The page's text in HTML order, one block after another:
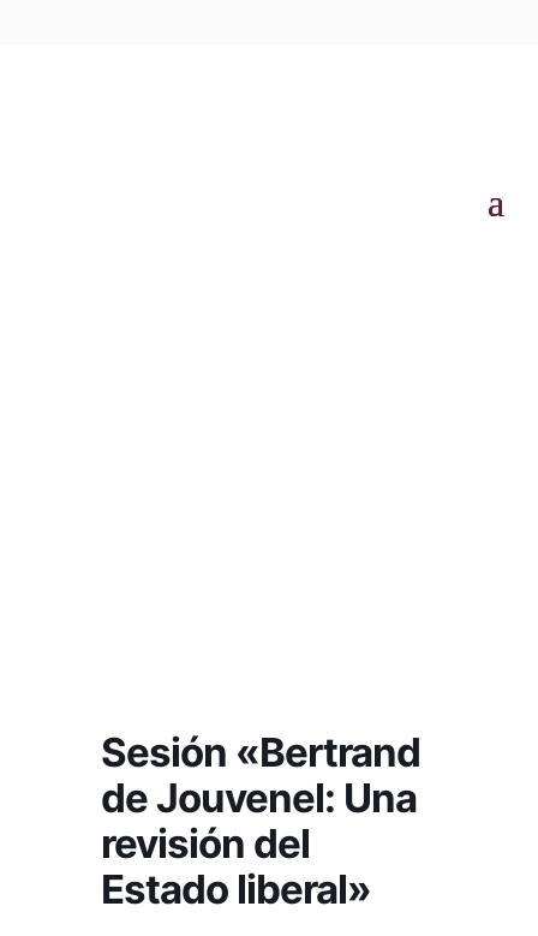
Sesión «Bertrand
de Jouvenel: Una
revisión del
Estado liberal»